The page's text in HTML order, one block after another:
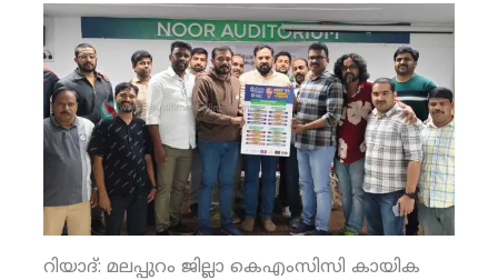
റിയാദ്: മലപ്പുറം ജില്ലാ കെഎംസിസി കായിക